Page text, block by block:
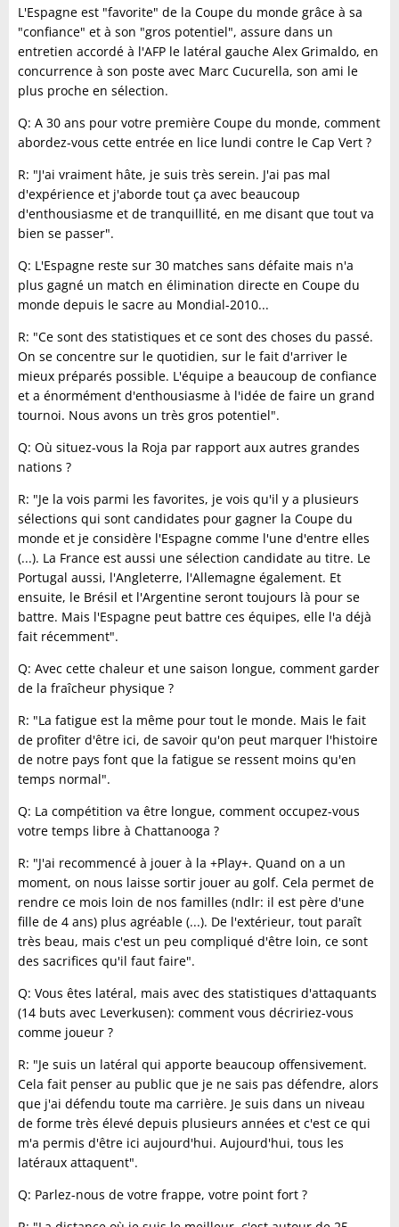
L'Espagne est "favorite" de la Coupe du monde grâce à sa
"confiance" et à son "gros potentiel", assure dans un
entretien accordé à l'AFP le latéral gauche Alex Grimaldo, en
concurrence à son poste avec Marc Cucurella, son ami le
plus proche en sélection.
Q: A 30 ans pour votre première Coupe du monde, comment
abordez-vous cette entrée en lice lundi contre le Cap Vert ?
R: "J'ai vraiment hâte, je suis très serein. J'ai pas mal
d'expérience et j'aborde tout ça avec beaucoup
d'enthousiasme et de tranquillité, en me disant que tout va
bien se passer".
Q: L'Espagne reste sur 30 matches sans défaite mais n'a
plus gagné un match en élimination directe en Coupe du
monde depuis le sacre au Mondial-2010...
R: "Ce sont des statistiques et ce sont des choses du passé.
On se concentre sur le quotidien, sur le fait d'arriver le
mieux préparés possible. L'équipe a beaucoup de confiance
et a énormément d'enthousiasme à l'idée de faire un grand
tournoi. Nous avons un très gros potentiel".
Q: Où situez-vous la Roja par rapport aux autres grandes
nations ?
R: "Je la vois parmi les favorites, je vois qu'il y a plusieurs
sélections qui sont candidates pour gagner la Coupe du
monde et je considère l'Espagne comme l'une d'entre elles
(...). La France est aussi une sélection candidate au titre. Le
Portugal aussi, l'Angleterre, l'Allemagne également. Et
ensuite, le Brésil et l'Argentine seront toujours là pour se
battre. Mais l'Espagne peut battre ces équipes, elle l'a déjà
fait récemment".
Q: Avec cette chaleur et une saison longue, comment garder
de la fraîcheur physique ?
R: "La fatigue est la même pour tout le monde. Mais le fait
de profiter d'être ici, de savoir qu'on peut marquer l'histoire
de notre pays font que la fatigue se ressent moins qu'en
temps normal".
Q: La compétition va être longue, comment occupez-vous
votre temps libre à Chattanooga ?
R: "J'ai recommencé à jouer à la +Play+. Quand on a un
moment, on nous laisse sortir jouer au golf. Cela permet de
rendre ce mois loin de nos familles (ndlr: il est père d'une
fille de 4 ans) plus agréable (...). De l'extérieur, tout paraît
très beau, mais c'est un peu compliqué d'être loin, ce sont
des sacrifices qu'il faut faire".
Q: Vous êtes latéral, mais avec des statistiques d'attaquants
(14 buts avec Leverkusen): comment vous décririez-vous
comme joueur ?
R: "Je suis un latéral qui apporte beaucoup offensivement.
Cela fait penser au public que je ne sais pas défendre, alors
que j'ai défendu toute ma carrière. Je suis dans un niveau
de forme très élevé depuis plusieurs années et c'est ce qui
m'a permis d'être ici aujourd'hui. Aujourd'hui, tous les
latéraux attaquent".
Q: Parlez-nous de votre frappe, votre point fort ?